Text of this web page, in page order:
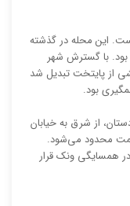
این محله در گذشته
با گسترش شهر
از پایتخت تبدیل شد
بود.
از شرق به خیابان
همت محدود می‌شود.
همسایگی ونک قرار